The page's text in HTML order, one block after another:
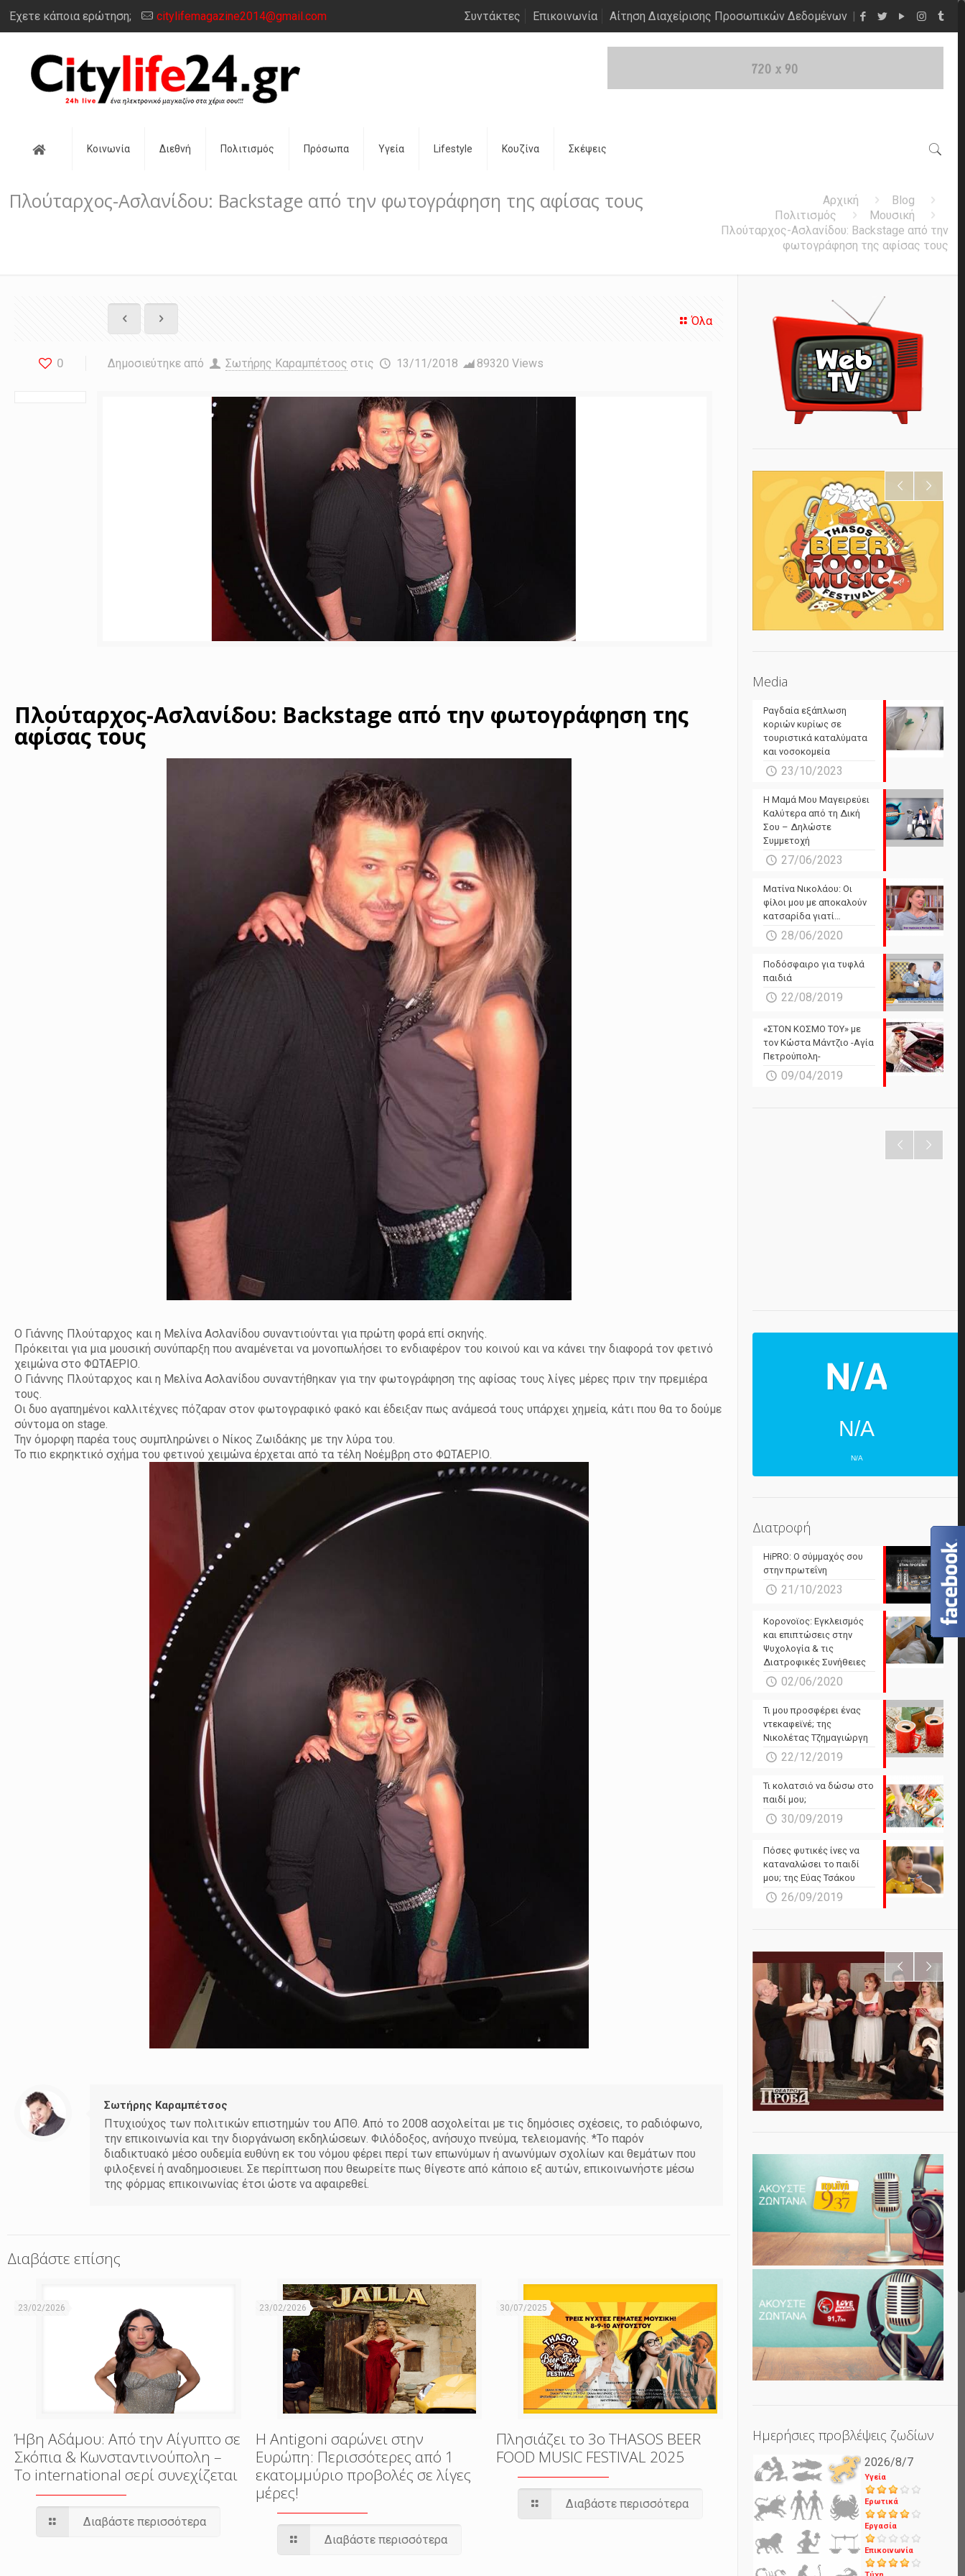
Έχετε κάποια ερώτηση; citylifemagazine2014@gmail.com Συντάκτες Επικοινωνία Αίτηση Διαχείρισης Προσωπικών Δεδομένων
Αρχική Κοινωνία Διεθνή Πολιτισμός Πρόσωπα Υγεία Lifestyle Κουζίνα Σκέψεις
Πλούταρχος-Ασλανίδου: Backstage από την φωτογράφηση της αφίσας τους Αρχική
Blog
Πολιτισμός
Μουσική
Πλούταρχος-Ασλανίδου: Backstage από την
φωτογράφηση της αφίσας τους
Όλα
0 Δημοσιεύτηκε από Σωτήρης Καραμπέτσος στις 13/11/2018 89320 Views
Πλούταρχος-Ασλανίδου: Backstage από την φωτογράφηση της
αφίσας τους
Ο Γιάννης Πλούταρχος και η Μελίνα Ασλανίδου συναντιούνται για πρώτη φορά επί σκηνής.
Πρόκειται για μια μουσική συνύπαρξη που αναμένεται να μονοπωλήσει το ενδιαφέρον του κοινού και να κάνει την διαφορά τον φετινό
χειμώνα στο ΦΩΤΑΕΡΙΟ.
Ο Γιάννης Πλούταρχος και η Μελίνα Ασλανίδου συναντήθηκαν για την φωτογράφηση της αφίσας τους λίγες μέρες πριν την πρεμιέρα
τους.
Οι δυο αγαπημένοι καλλιτέχνες πόζαραν στον φωτογραφικό φακό και έδειξαν πως ανάμεσά τους υπάρχει χημεία, κάτι που θα το δούμε
σύντομα on stage.
Την όμορφη παρέα τους συμπληρώνει ο Νίκος Ζωιδάκης με την λύρα του.
Το πιο εκρηκτικό σχήμα του φετινού χειμώνα έρχεται από τα τέλη Νοέμβρη στο ΦΩΤΑΕΡΙΟ.
Σωτήρης Καραμπέτσος
Πτυχιούχος των πολιτικών επιστημών του ΑΠΘ. Από το 2008 ασχολείται με τις δημόσιες σχέσεις, το ραδιόφωνο,
την επικοινωνία και την διοργάνωση εκδηλώσεων. Φιλόδοξος, ανήσυχο πνεύμα, τελειομανής. *Το παρόν
διαδικτυακό μέσο ουδεμία ευθύνη εκ του νόμου φέρει περί των επωνύμων ή ανωνύμων σχολίων και θεμάτων που
φιλοξενεί ή αναδημοσιευει. Σε περίπτωση που θεωρείτε πως θίγεστε από κάποιο εξ αυτών, επικοινωνήστε μέσω
της φόρμας επικοινωνίας έτσι ώστε να αφαιρεθεί.
Διαβάστε επίσης
23/02/2026
Ήβη Αδάμου: Από την Αίγυπτο σε
Σκόπια & Κωνσταντινούπολη –
Το international σερί συνεχίζεται
Διαβάστε περισσότερα
23/02/2026
Η Antigoni σαρώνει στην
Ευρώπη: Περισσότερες από 1
εκατομμύριο προβολές σε λίγες
μέρες!
Διαβάστε περισσότερα
30/07/2025
Πλησιάζει το 3o THASOS BEER
FOOD MUSIC FESTIVAL 2025
Διαβάστε περισσότερα
Media
Ραγδαία εξάπλωση
κοριών κυρίως σε
τουριστικά καταλύματα
και νοσοκομεία
23/10/2023
Η Μαμά Μου Μαγειρεύει
Καλύτερα από τη Δική
Σου – Δηλώστε
Συμμετοχή
27/06/2023
Ματίνα Νικολάου: Οι
φίλοι μου με αποκαλούν
κατσαρίδα γιατί…
28/06/2020
Ποδόσφαιρο για τυφλά
παιδιά
22/08/2019
«ΣΤΟΝ ΚΟΣΜΟ ΤΟΥ» με
τον Κώστα Μάντζιο -Αγία
Πετρούπολη-
09/04/2019
N/A
N/A
N/A
N/A N/A
N/A N/A
Διατροφή
HiPRO: Ο σύμμαχός σου
στην πρωτεΐνη
21/10/2023
Κορονοϊος: Εγκλεισμός
και επιπτώσεις στην
Ψυχολογία & τις
Διατροφικές Συνήθειες
02/06/2020
Τι μου προσφέρει ένας
ντεκαφεϊνέ; της
Νικολέτας Τζημαγιώργη
22/12/2019
Τι κολατσιό να δώσω στο
παιδί μου;
30/09/2019
Πόσες φυτικές ίνες να
καταναλώσει το παιδί
μου; της Εύας Τσάκου
26/09/2019
Ημερήσιες προβλέψεις ζωδίων
2026/8/7
Υγεία
Ερωτικά
Εργασία
Επικοινωνία